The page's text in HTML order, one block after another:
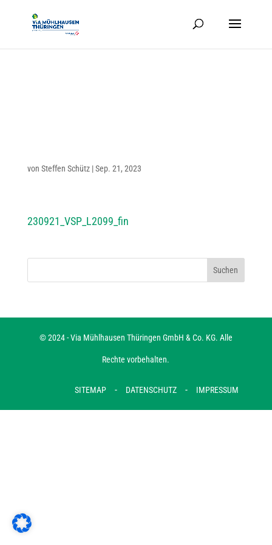
von Steffen Schütz|Sep. 21, 2023
230921_VSP_L2099_fin
© 2024 - Via Mühlhausen Thüringen GmbH & Co. KG. Alle
Rechte vorbehalten.
SITEMAP - DATENSCHUTZ - IMPRESSUM